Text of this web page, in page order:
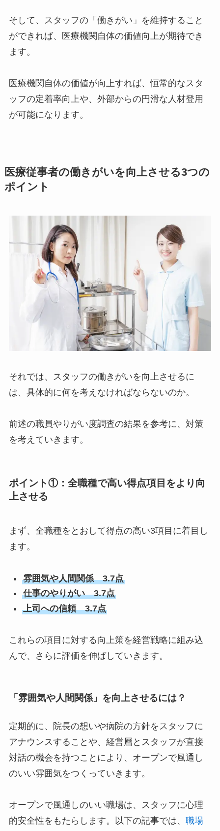
そして、スタッフの「働きがい」を維持すること
ができれば、医療機関自体の価値向上が期待でき
ます。
医療機関自体の価値が向上すれば、恒常的なスタ
ッフの定着率向上や、外部からの円滑な人材登用
が可能になります。
医療従事者の働きがいを向上させる3つの
ポイント
それでは、スタッフの働きがいを向上させるに
は、具体的に何を考えなければならないのか。
前述の職員やりがい度調査の結果を参考に、対策
を考えていきます。
ポイント①：全職種で高い得点項目をより向
上させる
まず、全職種をとおして得点の高い3項目に着目し
ます。
雰囲気や人間関係 3.7点
仕事のやりがい 3.7点
上司への信頼 3.7点
これらの項目に対する向上策を経営戦略に組み込
んで、さらに評価を伸ばしていきます。
「雰囲気や人間関係」を向上させるには？
定期的に、院長の想いや病院の方針をスタッフに
アナウンスすることや、経営層とスタッフが直接
対話の機会を持つことにより、オープンで風通し
のいい雰囲気をつくっていきます。
オープンで風通しのいい職場は、スタッフに心理
的安全性をもたらします。以下の記事では、 職場